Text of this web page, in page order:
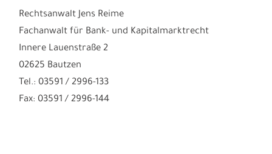
Rechtsanwalt Jens Reime
Fachanwalt für Bank- und Kapitalmarktrecht
Innere Lauenstraße 2
02625 Bautzen
Tel.: 03591 / 2996-133
Fax: 03591 / 2996-144